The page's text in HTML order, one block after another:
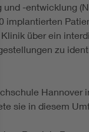
-entwicklung
implantierten
über ein
zu
Hannover
sie in diesem